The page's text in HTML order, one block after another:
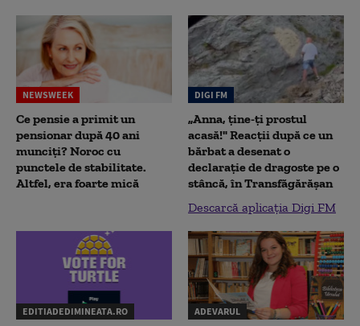
NEWSWEEK
Ce pensie a primit un
pensionar după 40 ani
munciți? Noroc cu
punctele de stabilitate.
Altfel, era foarte mică
DIGI FM
„Anna, ţine-ţi prostul
acasă!" Reacţii după ce un
bărbat a desenat o
declaraţie de dragoste pe o
stâncă, în Transfăgărăşan
Descarcă aplicația Digi FM
EDITIADEDIMINEATA.RO ADEVARUL